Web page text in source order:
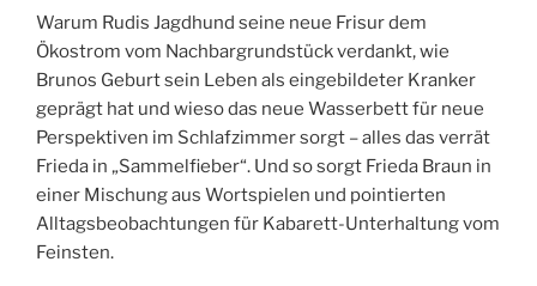
Warum Rudis Jagdhund seine neue Frisur dem
Ökostrom vom Nachbargrundstück verdankt, wie
Brunos Geburt sein Leben als eingebildeter Kranker
geprägt hat und wieso das neue Wasserbett für neue
Perspektiven im Schlafzimmer sorgt – alles das verrät
Frieda in „Sammelfieber“. Und so sorgt Frieda Braun in
einer Mischung aus Wortspielen und pointierten
Alltagsbeobachtungen für Kabarett-Unterhaltung vom
Feinsten.